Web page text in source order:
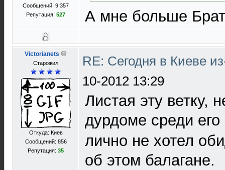
Сообщений: 9 357
Репутация: 527 А мне больше
Victorianets
Старожил
Откуда: Киев
Сообщений: 856
Репутация: 35
RE: Сегодня в Киеве
10-2012 13:29
Листая эту ветку,
дурдоме среди его
лично не хотел
об этом балагане.